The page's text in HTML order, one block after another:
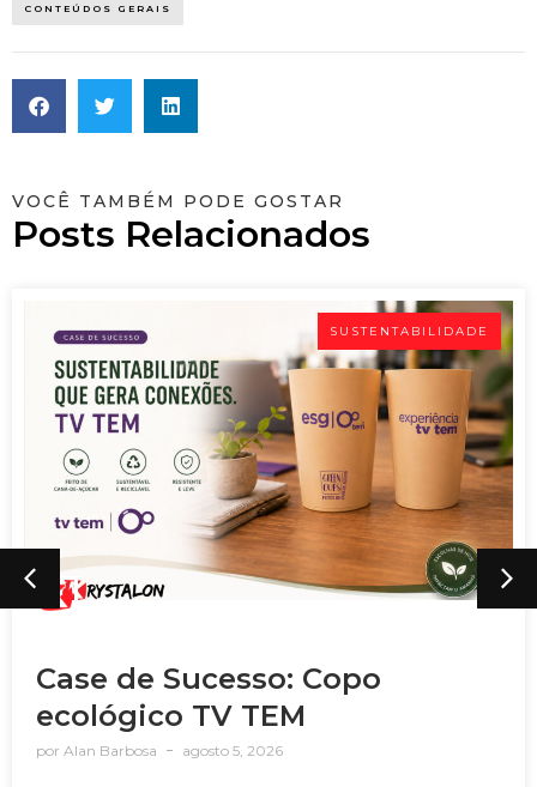
CONTEÚDOS GERAIS
VOCÊ TAMBÉM PODE GOSTAR
Posts Relacionados
SUSTENTABILIDADE
7 Problemas dos Copos
Descartáveis nas Empresas
porAlan Barbosa julho 22, 2026